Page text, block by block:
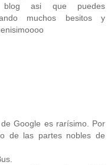
asi que puedes
muchos besitos y
Google es rarísimo. Por
de las partes nobles de